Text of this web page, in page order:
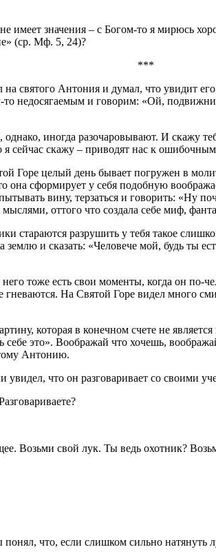
имеет значения – с Богом-то я мирюсь
(ср. Мф. 5, 24)?
***
святого Антония и думал, что увидит
недосягаемым и говорим: «Ой,
иногда разочаровывают. И скажу
сейчас скажу – приводят нас к
Горе целый день бывает погружен в
она сформирует у себя подобную
вину, терзаться и говорить: «Ну
оттого что создала себе миф,
стараются разрушить у тебя такое
землю и сказать: «Человече мой, будь
тоже есть свои моменты, когда он по-
На Святой Горе видел много
которая в конечном счете не
это». Воображай что хочешь,
Антонию.
что он разговаривает со своими
Возьми свой лук. Ты ведь охотник?
что, если слишком сильно